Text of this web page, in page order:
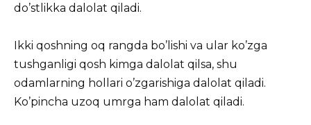
do’stlikka dalolat qiladi.
Ikki qoshning oq rangda bo’lishi va ular ko’zga
tushganligi qosh kimga dalolat qilsa, shu
odamlarning hollari o’zgarishiga dalolat qiladi.
Ko’pincha uzoq umrga ham dalolat qiladi.